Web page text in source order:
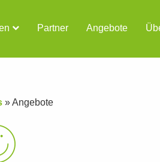
Partner Angebote
»Angebote